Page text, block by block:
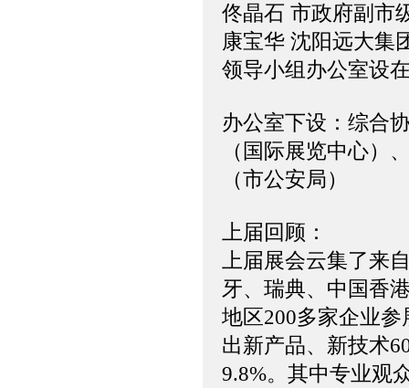
佟晶石 市政府副市
康宝华 沈阳远大集
领导小组办公室设
办公室下设：综合
（国际展览中心）
（市公安局）
上届回顾：
上届展会云集了来
牙、瑞典、中国香
地区200多家企业
出新产品、新技术
9.8%。其中专业观